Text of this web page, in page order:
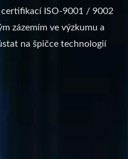
certifikací ISO-9001 / 9002
zázemím ve výzkumu a
na špičce technologií